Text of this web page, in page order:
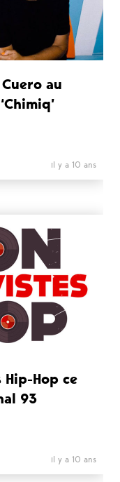
au
il y a 10 ans
Hop ce
93
il y a 10 ans